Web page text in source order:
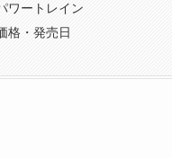
ワートレイン
格・発売日